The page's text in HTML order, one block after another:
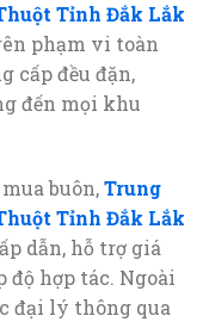
Tỉnh Đắk Lắk
phạm vi toàn
cấp đều đặn,
đến mọi khu
buôn,Trung
Tỉnh Đắk Lắk
dẫn, hỗ trợ giá
độ hợp tác. Ngoài
đại lý thông qua